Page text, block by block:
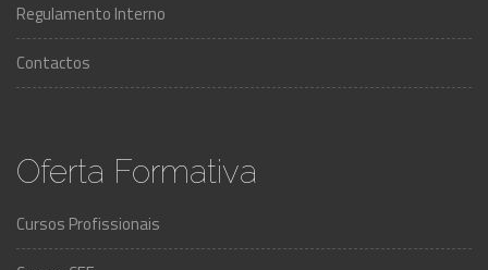
Regulamento Interno
Contactos
Oferta Formativa
Cursos Profissionais